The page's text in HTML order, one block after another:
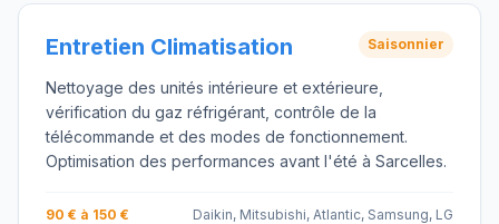
Entretien Climatisation Saisonnier
Nettoyage des unités intérieure et extérieure,
vérification du gaz réfrigérant, contrôle de la
télécommande et des modes de fonctionnement.
Optimisation des performances avant l'été à Sarcelles.
90 € à 150 € Daikin, Mitsubishi, Atlantic, Samsung, LG